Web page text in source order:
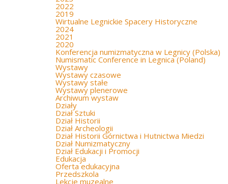
2022
2019
Wirtualne Legnickie Spacery Historyczne
2024
2021
2020
Konferencja numizmatyczna w Legnicy (Polska)
Numismatic Conference in Legnica (Poland)
Wystawy
Wystawy czasowe
Wystawy stałe
Wystawy plenerowe
Archiwum wystaw
Działy
Dział Sztuki
Dział Historii
Dział Archeologii
Dział Historii Górnictwa i Hutnictwa Miedzi
Dział Numizmatyczny
Dział Edukacji i Promocji
Edukacja
Oferta edukacyjna
Przedszkola
Lekcje muzealne